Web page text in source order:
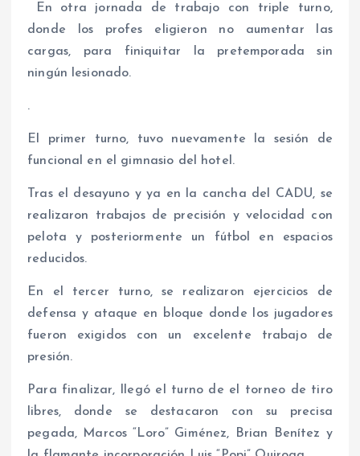
En otra jornada de trabajo con triple turno,
donde los profes eligieron no aumentar las
cargas, para finiquitar la pretemporada sin
ningún lesionado.
.
El primer turno, tuvo nuevamente la sesión de
funcional en el gimnasio del hotel.
Tras el desayuno y ya en la cancha del CADU, se
realizaron trabajos de precisión y velocidad con
pelota y posteriormente un fútbol en espacios
reducidos.
En el tercer turno, se realizaron ejercicios de
defensa y ataque en bloque donde los jugadores
fueron exigidos con un excelente trabajo de
presión.
Para finalizar, llegó el turno de el torneo de tiro
libres, donde se destacaron con su precisa
pegada, Marcos “Loro” Giménez, Brian Benítez y